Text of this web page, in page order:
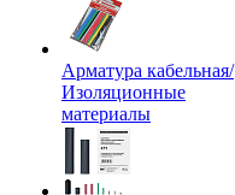
Арматура кабельная/
Изоляционные
материалы